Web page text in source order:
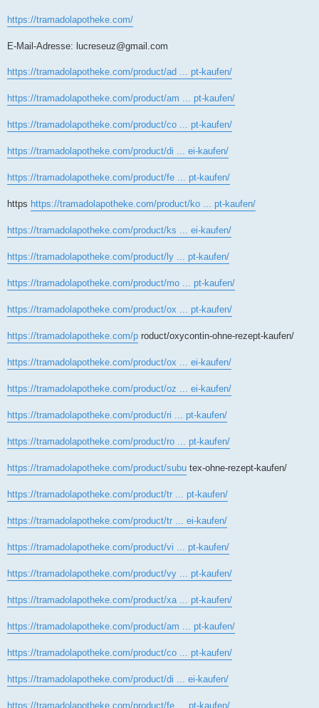
https://tramadolapotheke.com/
E-Mail-Adresse: lucreseuz@gmail.com
https://tramadolapotheke.com/product/ad ... pt-kaufen/
https://tramadolapotheke.com/product/am ... pt-kaufen/
https://tramadolapotheke.com/product/co ... pt-kaufen/
https://tramadolapotheke.com/product/di ... ei-kaufen/
https://tramadolapotheke.com/product/fe ... pt-kaufen/
https https://tramadolapotheke.com/product/ko ... pt-kaufen/
https://tramadolapotheke.com/product/ks ... ei-kaufen/
https://tramadolapotheke.com/product/ly ... pt-kaufen/
https://tramadolapotheke.com/product/mo ... pt-kaufen/
https://tramadolapotheke.com/product/ox ... pt-kaufen/
https://tramadolapotheke.com/p roduct/oxycontin-ohne-rezept-kaufen/
https://tramadolapotheke.com/product/ox ... ei-kaufen/
https://tramadolapotheke.com/product/oz ... ei-kaufen/
https://tramadolapotheke.com/product/ri ... pt-kaufen/
https://tramadolapotheke.com/product/ro ... pt-kaufen/
https://tramadolapotheke.com/product/subu tex-ohne-rezept-kaufen/
https://tramadolapotheke.com/product/tr ... pt-kaufen/
https://tramadolapotheke.com/product/tr ... ei-kaufen/
https://tramadolapotheke.com/product/vi ... pt-kaufen/
https://tramadolapotheke.com/product/vy ... pt-kaufen/
https://tramadolapotheke.com/product/xa ... pt-kaufen/
https://tramadolapotheke.com/product/am ... pt-kaufen/
https://tramadolapotheke.com/product/co ... pt-kaufen/
https://tramadolapotheke.com/product/di ... ei-kaufen/
https://tramadolapotheke.com/product/fe ... pt-kaufen/